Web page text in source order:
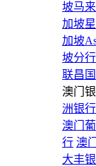
坡马
加坡
加坡
坡分行
联昌
澳门
洲银行
澳门
行 澳
大丰